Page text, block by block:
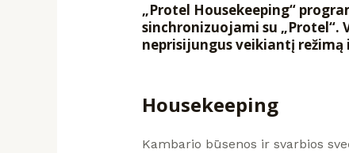
„Protel Housekeeping“
sinchronizuojami su „Protel“.
neprisijungus veikiantį
Housekeeping
Kambario būsenos ir svarbios